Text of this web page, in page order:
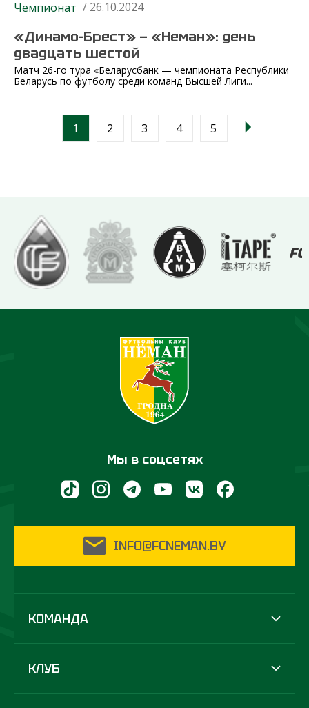
Чемпионат / 26.10.2024
«Динамо-Брест» — «Неман»: день
двадцать шестой
Матч 26-го тура «Беларусбанк — чемпионата Республики
Беларусь по футболу среди команд Высшей Лиги...
1 2 3 4 5
Мы в соцсетях
INFO@FCNEMAN.BY
КОМАНДА
КЛУБ